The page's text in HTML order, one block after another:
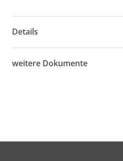
Details
weitere Dokumente